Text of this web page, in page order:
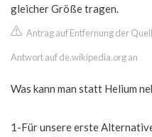
gleicher Größe tragen.
Antrag auf Entfernung der
Antwort auf de.wikipedia.org an
Was kann man statt Helium
1-Für unsere erste